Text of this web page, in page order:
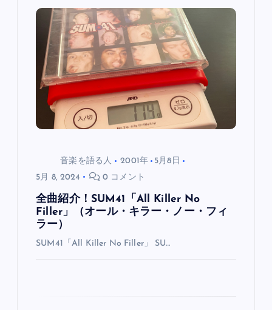
音楽を語る人 2001年
5月8日
5月 8, 2024
0 コメント
全曲紹介！SUM41「All Killer No
Filler」（オール・キラー・ノー・フィ
ラー）
SUM41「All Killer No Filler」 SU…